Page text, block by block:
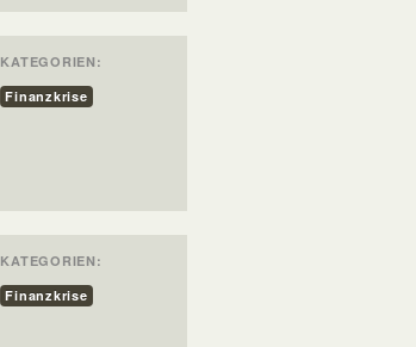
KATEGORIEN:
Finanzkrise
KATEGORIEN:
Finanzkrise